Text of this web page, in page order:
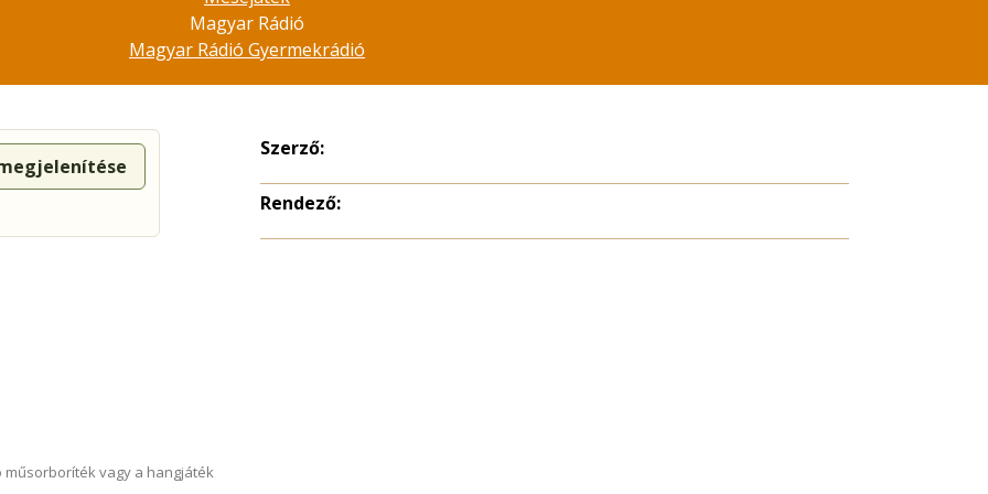
Magyar Rádió
Magyar Rádió Gyermekrádió
vagy a hangjáték
Szerző:
Rendező: